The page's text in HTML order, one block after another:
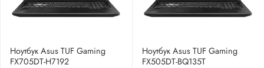
Ноутбук Asus TUF Gaming
FX705DT-H7192
Ноутбук Asus TUF Gaming
FX505DT-BQ135T